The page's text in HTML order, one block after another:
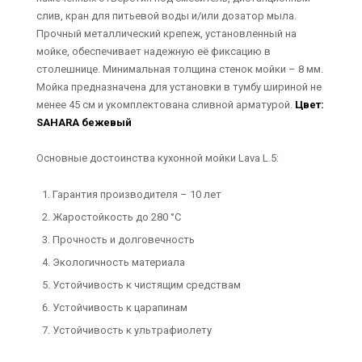
слив, кран для питьевой воды и/или дозатор мыла.
Прочный металлический крепеж, установленный на
мойке, обеспечивает надежную её фиксацию в
столешнице. Минимальная толщина стенок мойки – 8 мм.
Мойка предназначена для установки в тумбу шириной не
менее 45 см и укомплектована сливной арматурой. Цвет:
SAHARA бежевый
Основные достоинства кухонной мойки Lava L.5:
Гарантия производителя – 10 лет
Жаростойкость до 280 °С
Прочность и долговечность
Экологичность материала
Устойчивость к чистящим средствам
Устойчивость к царапинам
Устойчивость к ультрафиолету